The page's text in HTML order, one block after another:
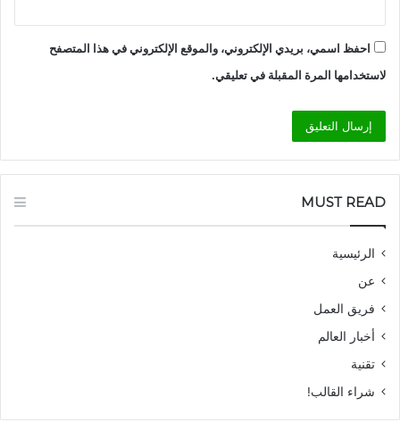
احفظ اسمي، بريدي الإلكتروني، والموقع الإلكتروني في هذا المتصفح
لاستخدامها المرة المقبلة في تعليقي.
MUST READ
الرئيسية
عن
فريق العمل
أخبار العالم
تقنية
شراء القالب!